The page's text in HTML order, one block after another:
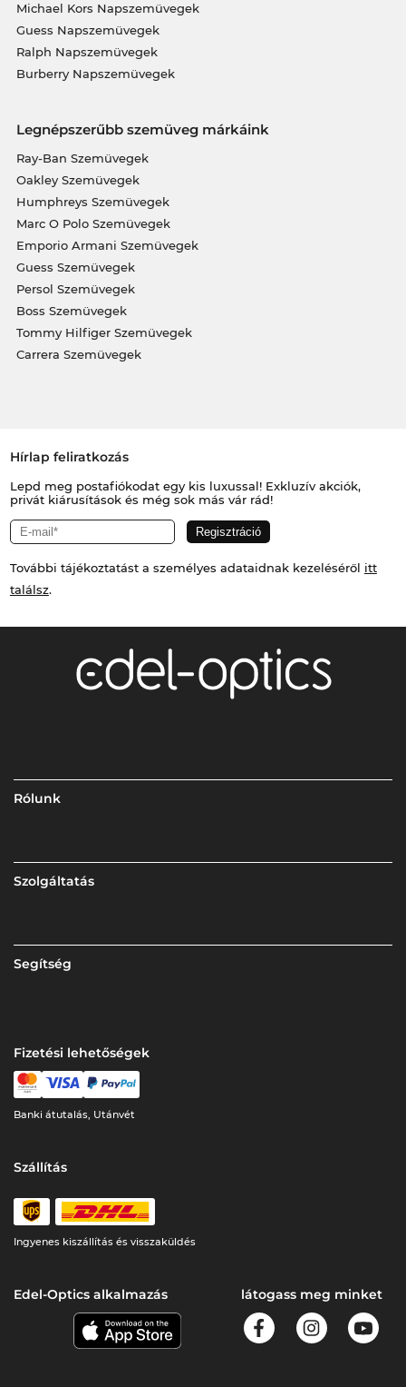
Michael Kors Napszemüvegek
Guess Napszemüvegek
Ralph Napszemüvegek
Burberry Napszemüvegek
Legnépszerűbb szemüveg márkáink
Ray-Ban Szemüvegek
Oakley Szemüvegek
Humphreys Szemüvegek
Marc O Polo Szemüvegek
Emporio Armani Szemüvegek
Guess Szemüvegek
Persol Szemüvegek
Boss Szemüvegek
Tommy Hilfiger Szemüvegek
Carrera Szemüvegek
Hírlap feliratkozás
Lepd meg postafiókodat egy kis luxussal! Exkluzív akciók,
privát kiárusítások és még sok más vár rád!
További tájékoztatást a személyes adataidnak kezeléséről itt
találsz.
Rólunk
Szolgáltatás
Segítség
Fizetési lehetőségek
Banki átutalás, Utánvét
Szállítás
Ingyenes kiszállítás és visszaküldés
Edel-Optics alkalmazás látogass meg minket